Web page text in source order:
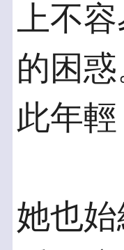
上不
的困
此年
她也